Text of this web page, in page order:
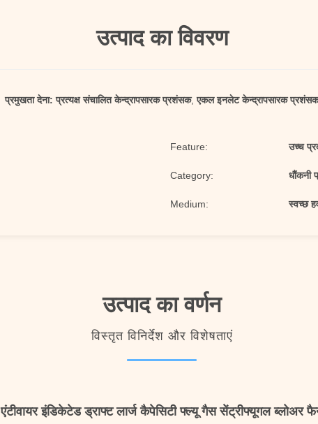
उत्पाद का विवरण
प्रमुखता देना: प्रत्यक्ष संचालित केन्द्रापसारक प्रशंसक,एकल इनलेट केन्द्रापसारक प्रशंसक
Feature: उच्च
Category: धौंकनी
Medium: स्वच्छ
उत्पाद का वर्णन
विस्तृत विनिर्देश और विशेषताएं
एंटीवायर इंडिकेटेड ड्राफ्ट लार्ज कैपेसिटी फ्ल्यू गैस सेंट्रीफ्यूगल ब्लोअर